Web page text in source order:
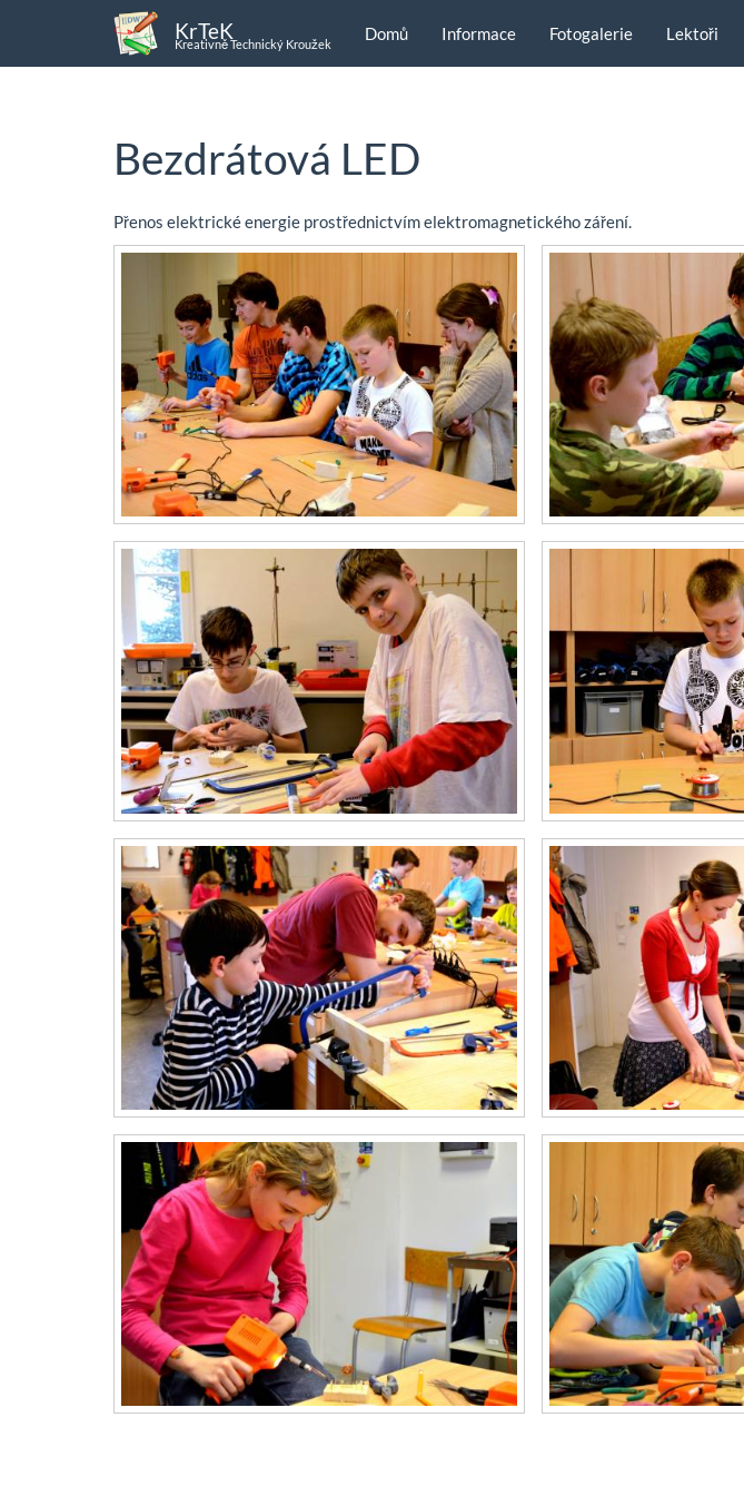
KrTeK
Kreativně Technický Kroužek
Domů Informace Fotogalerie Lektoři
Bezdrátová LED
Přenos elektrické energie prostřednictvím elektromagnetického záření.